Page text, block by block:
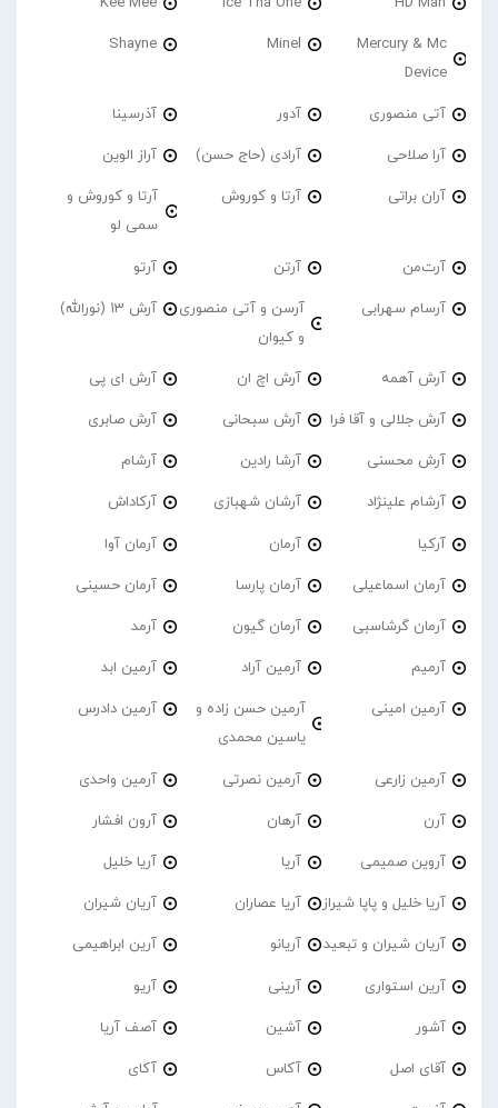
Mercury & Mc
Device
Minel
Shayne
آتی منصوری آدور آذرسینا
آرا صلاحی آرادی (حاج حسن) آراز الوین
آران براتی آرتا و کوروش
آرتا و کوروش و
سمی لو
آرت‌من آرتن آرتو
آرسام سهرابی
آرسن و آتی منصوری
و کیوان
آرش 13 (نورالله)
آرش آهمه آرش اچ ان آرش ای پی
آرش جلالی و آقا فرا آرش سبحانی آرش صابری
آرش محسنی آرشا رادین آرشام
آرشام علینژاد آرشان شهبازی آرکاداش
آرکیا آرمان آرمان آوا
آرمان اسماعیلی آرمان پارسا آرمان حسینی
آرمان گرشاسبی آرمان گیون آرمد
آرمیم آرمین آراد آرمین ابد
آرمین امینی
آرمین حسن زاده و
یاسین محمدی
آرمین دادرس
آرمین زارعی آرمین نصرتی آرمین واحدی
آرن آرهان آرون افشار
آروین صمیمی آریا آریا خلیل
آریا خلیل و پاپا شیراز آریا عصاران آریان شیران
آریان شیران و تبعید آریانو آرین ابراهیمی
آرین استواری آرینی آریو
آشور آشین آصف آریا
آقای اصل آکاس آکای